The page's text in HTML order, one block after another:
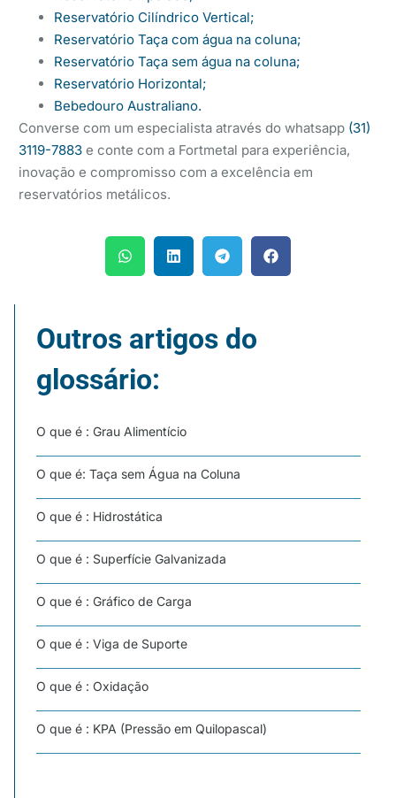
Reservatório Cilíndrico Vertical;
Reservatório Taça com água na coluna;
Reservatório Taça sem água na coluna;
Reservatório Horizontal;
Bebedouro Australiano.
Converse com um especialista através do whatsapp (31)
3119-7883e conte com a Fortmetal para experiência,
inovação e compromisso com a excelência em
reservatórios metálicos.
Outros artigos do
glossário:
O que é : Grau Alimentício
O que é: Taça sem Água na Coluna
O que é : Hidrostática
O que é : Superfície Galvanizada
O que é : Gráfico de Carga
O que é : Viga de Suporte
O que é : Oxidação
O que é : KPA (Pressão em Quilopascal)